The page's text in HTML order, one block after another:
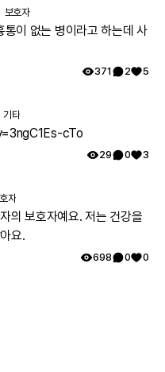
보호자
이 없는 병이라고 하는데 사
371 2 5
기타
cTo
29 0 3
자
의 보호자예요. 저는 건강을
요.
698 0 0